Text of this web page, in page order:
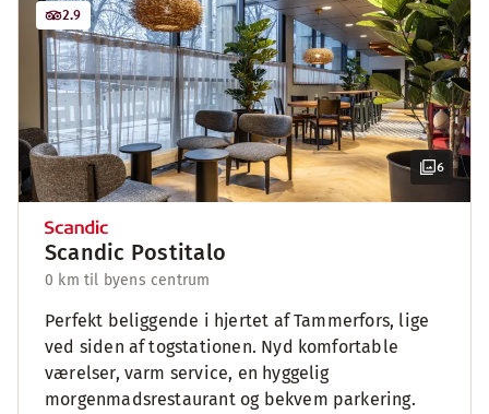
6
2.9
Scandic Postitalo
0 km til byens centrum
Perfekt beliggende i hjertet af Tammerfors, lige
ved siden af togstationen. Nyd komfortable
værelser, varm service, en hyggelig
morgenmadsrestaurant og bekvem parkering.